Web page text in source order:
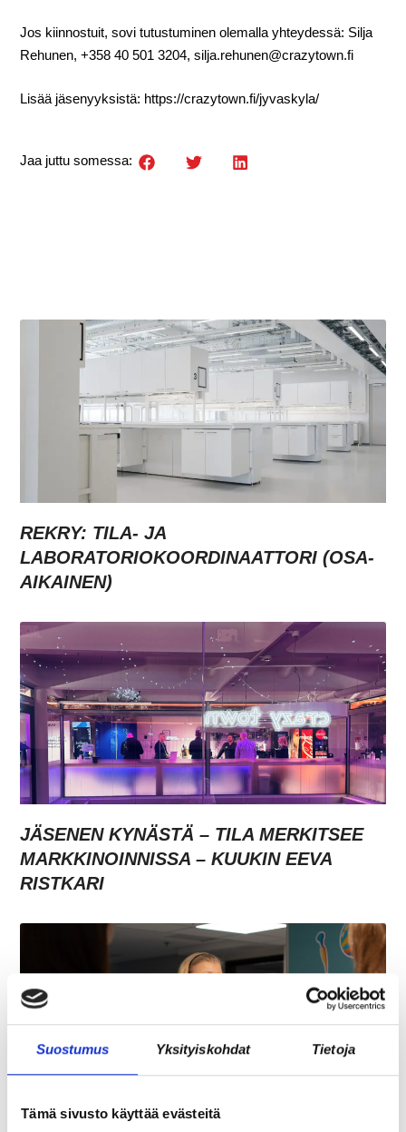
Suostumus Yksityiskohdat Tietoja
Tämä sivusto käyttää evästeitä
Jos kiinnostuit, sovi tutustuminen olemalla yhteydessä: Silja
Rehunen, +358 40 501 3204, silja.rehunen@crazytown.fi
Lisää jäsenyyksistä: https://crazytown.fi/jyvaskyla/
Jaa juttu somessa:
REKRY: TILA- JA
LABORATORIOKOORDINAATTORI (OSA-
AIKAINEN)
JÄSENEN KYNÄSTÄ – TILA MERKITSEE
MARKKINOINNISSA – KUUKIN EEVA
RISTKARI